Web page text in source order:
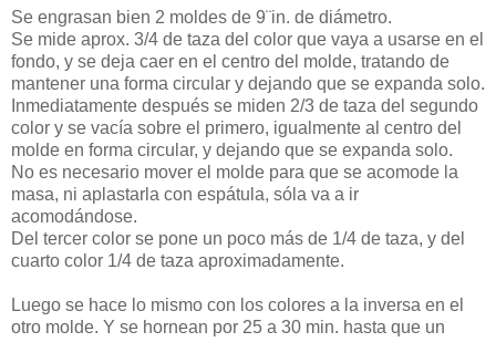
Se engrasan bien 2 moldes de 9¨in. de diámetro.
Se mide aprox. 3/4 de taza del color que vaya a usarse en el
fondo, y se deja caer en el centro del molde, tratando de
mantener una forma circular y dejando que se expanda solo.
Inmediatamente después se miden 2/3 de taza del segundo
color y se vacía sobre el primero, igualmente al centro del
molde en forma circular, y dejando que se expanda solo.
No es necesario mover el molde para que se acomode la
masa, ni aplastarla con espátula, sóla va a ir
acomodándose.
Del tercer color se pone un poco más de 1/4 de taza, y del
cuarto color 1/4 de taza aproximadamente.
Luego se hace lo mismo con los colores a la inversa en el
otro molde. Y se hornean por 25 a 30 min. hasta que un